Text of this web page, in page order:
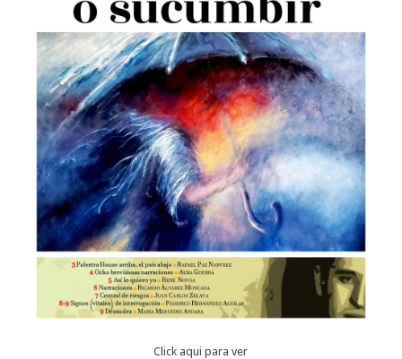
Click aqui para ver